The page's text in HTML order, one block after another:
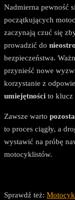
Nadmierna pewność
początkujących
zaczynają czuć się
prowadzić do
bezpieczeństwa.
przynieść nowe
korzystanie z
umiejętności to klucz
Zawsze warto
to proces ciągły, a
wystawić na próbę
motocyklistów.
Sprawdź też: